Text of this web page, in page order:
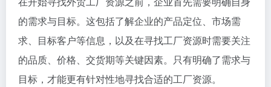
的需求与目标。这包括了解企业的产品定位、市场需
求、目标客户等信息，以及在寻找工厂资源时需要关注
的品质、价格、交货期等关键因素。只有明确了需求与
目标，才能更有针对性地寻找合适的工厂资源。